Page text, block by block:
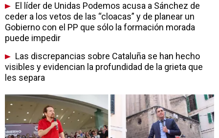
El líder de Unidas Podemos acusa a Sánchez de
ceder a los vetos de las “cloacas” y de planear un
Gobierno con el PP que sólo la formación morada
puede impedir
Las discrepancias sobre Cataluña se han hecho
visibles y evidencian la profundidad de la grieta que
les separa